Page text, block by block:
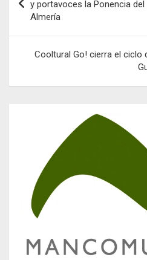
entradas
y portavoces la Ponencia del
Almería
Cooltural Go! cierra el